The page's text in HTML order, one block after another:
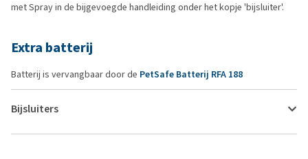
met Spray in de bijgevoegde handleiding onder het kopje 'bijsluiter'.
Extra batterij
Batterij is vervangbaar door de PetSafe Batterij RFA 188
Bijsluiters